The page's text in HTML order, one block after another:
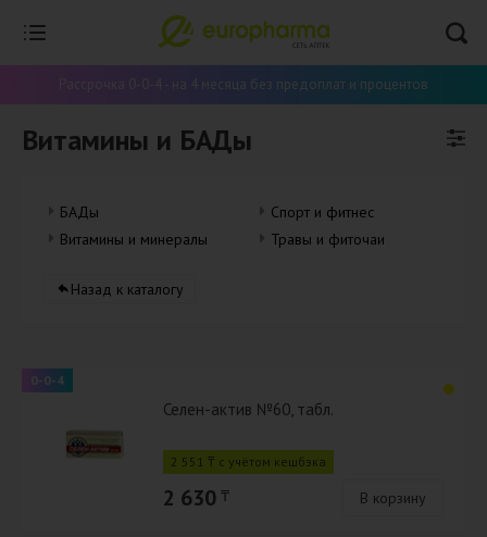
Рассрочка 0-0-4 - на 4 месяца без предоплат и процентов
Витамины и БАДы
БАДы
Витамины и минералы
Спорт и фитнес
Травы и фиточаи
Назад к каталогу
0-0-4
Селен-актив №60, табл.
2 551 ₸ с учётом кешбэка
2 630 ₸ В корзину